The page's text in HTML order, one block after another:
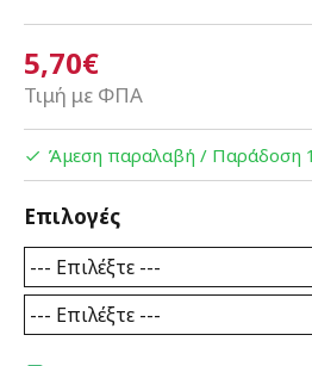
5,70€
Τιμή με ΦΠΑ
Άμεση παραλαβή / Παράδoση
Επιλογές